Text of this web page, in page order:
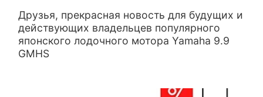
Друзья, прекрасная новость для будущих и
действующих владельцев популярного
японского лодочного мотора Yamaha 9.9
GMHS